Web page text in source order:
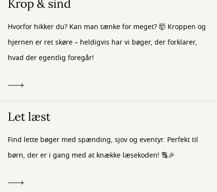
Krop & sind
Hvorfor hikker du? Kan man tænke for meget? 🤯 Kroppen og
hjernen er ret skøre – heldigvis har vi bøger, der forklarer,
hvad der egentlig foregår!
Let læst
Find lette bøger med spænding, sjov og eventyr. Perfekt til
børn, der er i gang med at knække læsekoden! 🔠🎉